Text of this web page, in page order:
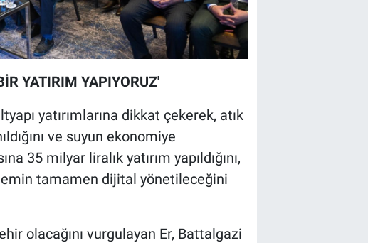
YATIRIM YAPIYORUZ'
yatırımlarına dikkat çekerek, atık
ve suyun ekonomiye
35 milyar liralık yatırım yapıldığını,
tamamen dijital yönetileceğini
olacağını vurgulayan Er, Battalgazi